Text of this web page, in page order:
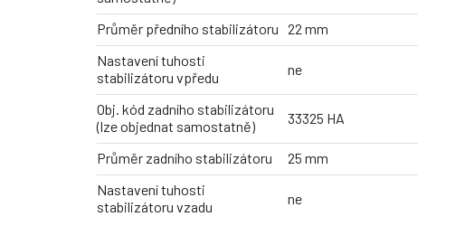
Průměr předního stabilizátoru 22 mm
Nastavení tuhosti
stabilizátoru vpředu
ne
Obj. kód zadního stabilizátoru
(lze objednat samostatně)
33325 HA
Průměr zadního stabilizátoru
25 mm
Nastavení tuhosti
stabilizátoru vzadu
ne